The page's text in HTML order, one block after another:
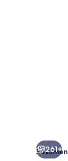
261+
Resumen